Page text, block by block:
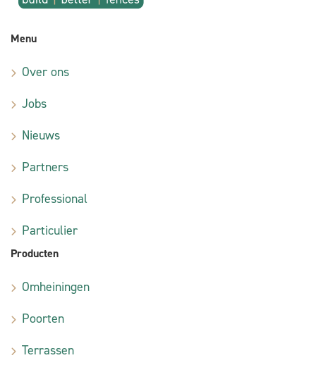
Menu
Over ons
Jobs
Nieuws
Partners
Professional
Particulier
Producten
Omheiningen
Poorten
Terrassen